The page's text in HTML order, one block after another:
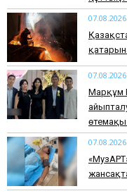
Марқұм
өтемақы